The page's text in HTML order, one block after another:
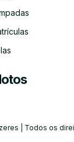
| Todos os